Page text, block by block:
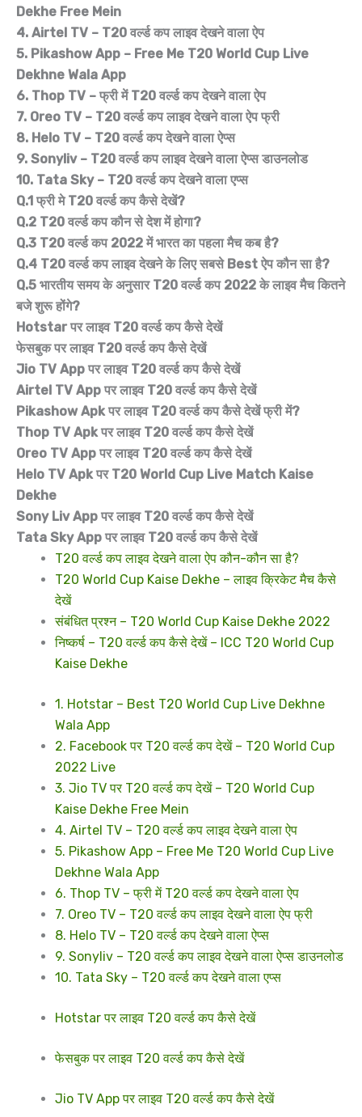
Dekhe Free Mein
4. Airtel TV – T20 वर्ल्ड कप लाइव देखने वाला ऐप
5. Pikashow App – Free Me T20 World Cup Live
Dekhne Wala App
6. Thop TV – फ्री में T20 वर्ल्ड कप देखने वाला ऐप
7. Oreo TV – T20 वर्ल्ड कप लाइव देखने वाला ऐप फ्री
8. Helo TV – T20 वर्ल्ड कप देखने वाला ऐप्स
9. Sonyliv – T20 वर्ल्ड कप लाइव देखने वाला ऐप्स डाउनलोड
10. Tata Sky – T20 वर्ल्ड कप देखने वाला एप्स
Q.1 फ्री मे T20 वर्ल्ड कप कैसे देखें?
Q.2 T20 वर्ल्ड कप कौन से देश में होगा?
Q.3 T20 वर्ल्ड कप 2022 में भारत का पहला मैच कब है?
Q.4 T20 वर्ल्ड कप लाइव देखने के लिए सबसे Best ऐप कौन सा है?
Q.5 भारतीय समय के अनुसार T20 वर्ल्ड कप 2022 के लाइव मैच कितने
बजे शुरू होंगे?
Hotstar पर लाइव T20 वर्ल्ड कप कैसे देखें
फेसबुक पर लाइव T20 वर्ल्ड कप कैसे देखें
Jio TV App पर लाइव T20 वर्ल्ड कप कैसे देखें
Airtel TV App पर लाइव T20 वर्ल्ड कप कैसे देखें
Pikashow Apk पर लाइव T20 वर्ल्ड कप कैसे देखें फ्री में?
Thop TV Apk पर लाइव T20 वर्ल्ड कप कैसे देखें
Oreo TV App पर लाइव T20 वर्ल्ड कप कैसे देखें
Helo TV Apk पर T20 World Cup Live Match Kaise
Dekhe
Sony Liv App पर लाइव T20 वर्ल्ड कप कैसे देखें
Tata Sky App पर लाइव T20 वर्ल्ड कप कैसे देखें
T20 वर्ल्ड कप लाइव देखने वाला ऐप कौन-कौन सा है?
T20 World Cup Kaise Dekhe – लाइव क्रिकेट मैच कैसे
देखें
संबंधित प्रश्न – T20 World Cup Kaise Dekhe 2022
निष्कर्ष – T20 वर्ल्ड कप कैसे देखें – ICC T20 World Cup
Kaise Dekhe
1. Hotstar – Best T20 World Cup Live Dekhne
Wala App
2. Facebook पर T20 वर्ल्ड कप देखें – T20 World Cup
2022 Live
3. Jio TV पर T20 वर्ल्ड कप देखें – T20 World Cup
Kaise Dekhe Free Mein
4. Airtel TV – T20 वर्ल्ड कप लाइव देखने वाला ऐप
5. Pikashow App – Free Me T20 World Cup Live
Dekhne Wala App
6. Thop TV – फ्री में T20 वर्ल्ड कप देखने वाला ऐप
7. Oreo TV – T20 वर्ल्ड कप लाइव देखने वाला ऐप फ्री
8. Helo TV – T20 वर्ल्ड कप देखने वाला ऐप्स
9. Sonyliv – T20 वर्ल्ड कप लाइव देखने वाला ऐप्स डाउनलोड
10. Tata Sky – T20 वर्ल्ड कप देखने वाला एप्स
Hotstar पर लाइव T20 वर्ल्ड कप कैसे देखें
फेसबुक पर लाइव T20 वर्ल्ड कप कैसे देखें
Jio TV App पर लाइव T20 वर्ल्ड कप कैसे देखें